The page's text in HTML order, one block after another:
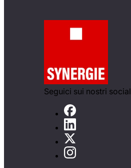
Seguici sui nostri social